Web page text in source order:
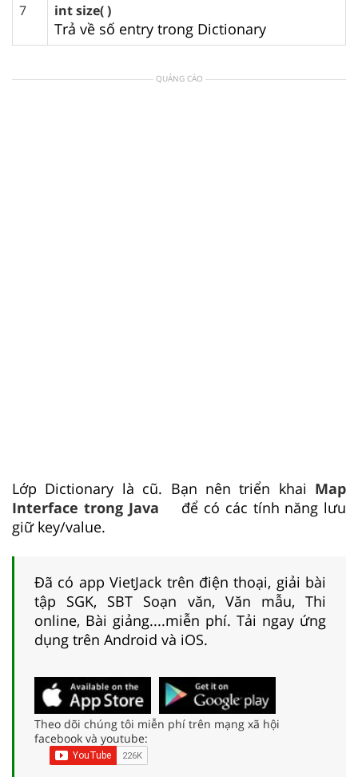
7 int size( )
Trả về số entry trong Dictionary
QUẢNG CÁO
Lớp Dictionary là cũ. Bạn nên triển khai Map
Interface trong Java
để có các tính năng lưu
giữ key/value.
Đã có app VietJack trên điện thoại, giải bài
tập SGK, SBT Soạn văn, Văn mẫu, Thi
online, Bài giảng....miễn phí. Tải ngay ứng
dụng trên Android và iOS.
Theo dõi chúng tôi miễn phí trên mạng xã hội
facebook và youtube: